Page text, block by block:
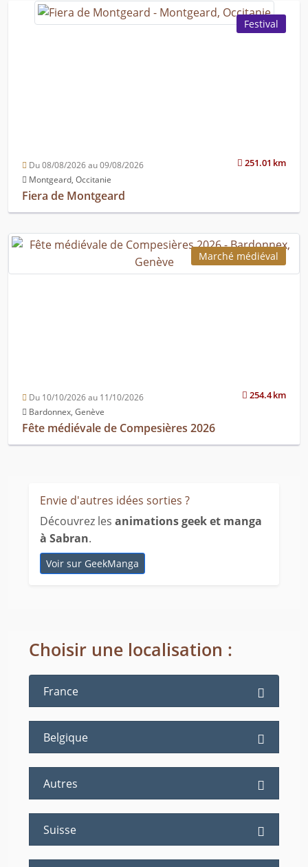
Festival
251.01 km
Du 08/08/2026 au 09/08/2026
Montgeard, Occitanie
Fiera de Montgeard
Marché médiéval
254.4 km
Du 10/10/2026 au 11/10/2026
Bardonnex, Genève
Fête médiévale de Compesières 2026
Envie d'autres idées sorties ?
Découvrez les animations geek et manga
à Sabran.
Voir sur GeekManga
Choisir une localisation :
France
Belgique
Autres
Suisse